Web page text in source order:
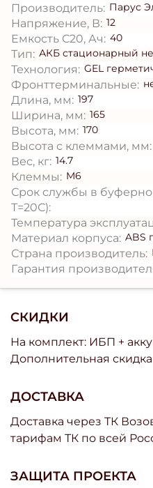
СКИДКИ
На комплект: ИБП +
Дополнительная
ДОСТАВКА
Доставка через ТК
тарифам ТК по всей
ЗАЩИТА ПРОЕКТА
Производитель: Парус
Напряжение, В: 12
Емкость С20, Ач: 40
Тип: АКБ стационарный
Технология: GEL
Фронттерминальные:
Длина, мм: 197
Ширина, мм: 165
Высота, мм: 170
Высота с клеммами, мм:
Вес, кг: 14.7
Клеммы: M6
Срок службы в
T=20С):
Температура
Материал корпуса: ABS
Страна производитель:
Гарантия